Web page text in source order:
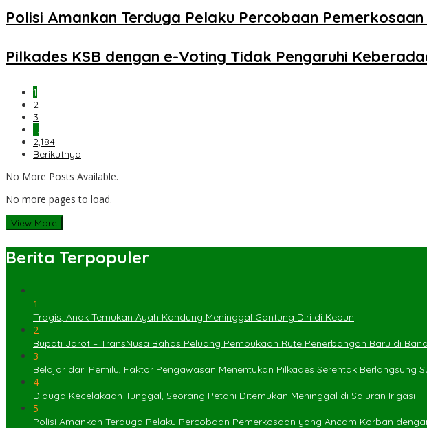
Polisi Amankan Terduga Pelaku Percobaan
Pilkades KSB dengan e-Voting Tidak Pengaruhi
1
2
3
…
2,184
Berikutnya
No More Posts Available.
No more pages to load.
View More
Berita Terpopuler
1
Tragis, Anak Temukan Ayah Kandung Meninggal Gantung Diri di Kebun
2
Bupati Jarot – TransNusa Bahas Peluang Pembukaan Rute Penerbangan Baru di
3
Belajar dari Pemilu, Faktor Pengawasan Menentukan Pilkades Serentak Berlangsung
4
Diduga Kecelakaan Tunggal, Seorang Petani Ditemukan Meninggal di Saluran Irigasi
5
Polisi Amankan Terduga Pelaku Percobaan Pemerkosaan yang Ancam Korban